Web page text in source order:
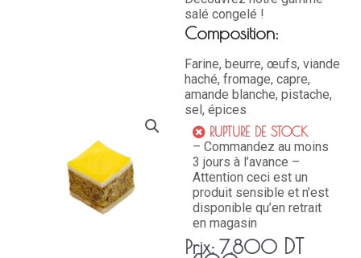
salé congelé !
Composition:
Farine, beurre, œufs, viande
haché, fromage, capre,
amande blanche, pistache,
sel, épices
RUPTURE DE STOCK
– Commandez au moins
3 jours à l’avance –
Attention ceci est un
produit sensible et n’est
disponible qu’en retrait
en magasin
Prix: 7,800 DT